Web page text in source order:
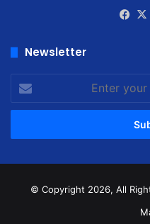
Newsletter
Enter
your
Email
© Copyright 2026, All